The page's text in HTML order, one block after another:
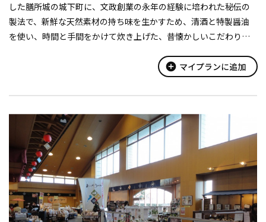
した膳所城の城下町に、文政創業の永年の経験に培われた秘伝の
製法で、新鮮な天然素材の持ち味を生かすため、清酒と特製醤油
を使い、時間と手間をかけて炊き上げた、昔懐かしいこだわりの
また代々伝わる注ぎ足しタレで、備長炭の煙に燻しながら焼い...
add_circle マイプランに追加